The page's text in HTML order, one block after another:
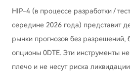
HIP-4 (в процессе разработки /
середине 2026 года) представит
рынки прогнозов без разрешений,
опционы 0DTE. Эти инструменты
плечо и не несут риска